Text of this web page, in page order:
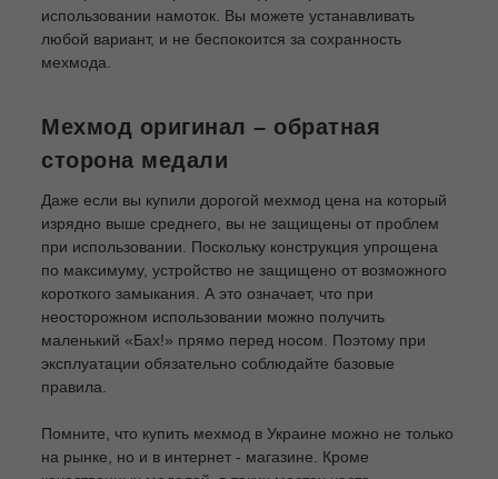
использовании намоток. Вы можете устанавливать
любой вариант, и не беспокоится за сохранность
мехмода.
Мехмод оригинал – обратная
сторона медали
Даже если вы купили дорогой мехмод цена на который
изрядно выше среднего, вы не защищены от проблем
при использовании. Поскольку конструкция упрощена
по максимуму, устройство не защищено от возможного
короткого замыкания. А это означает, что при
неосторожном использовании можно получить
маленький «Бах!» прямо перед носом. Поэтому при
эксплуатации обязательно соблюдайте базовые
правила.
Помните, что купить мехмод в Украине можно не только
на рынке, но и в интернет - магазине. Кроме